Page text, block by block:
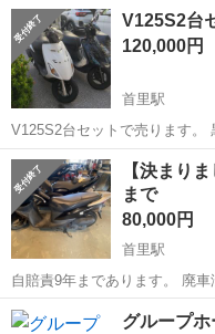
沖縄 南城市 スズキ
V125S2台
120,000円
首里駅
V125S2台セットで売ります。
たりします。 白はエンジンか
す。 直す時間がなく出品です
が早い方値引き交渉あり...
沖縄 南城市 首里駅
【決まり
まで
80,000円
首里駅
自賠責9年まであります。 廃車
エンジン快調 現状渡しです。
沖縄 首里駅
グループ